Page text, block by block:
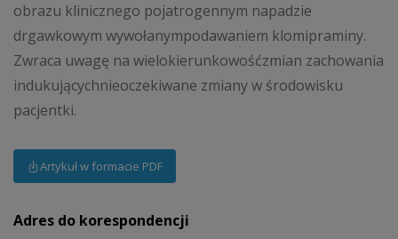
obrazu klinicznego pojatrogennym napadzie
drgawkowym wywołanympodawaniem klomipraminy.
Zwraca uwagę na wielokierunkowośćzmian zachowania
indukującychnieoczekiwane zmiany w środowisku
pacjentki.
Artykuł w formacie PDF
Adres do korespondencji